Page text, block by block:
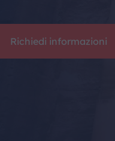
Richiedi informazioni